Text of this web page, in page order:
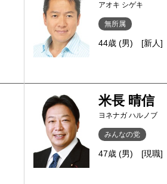
アオキ シゲキ
無所属
44歳 (男) [新人]
米長 晴信
ヨネナガ ハルノブ
みんなの党
47歳 (男) [現職]